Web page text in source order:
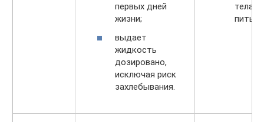
первых дней
жизни;
выдает
жидкость
дозировано,
исключая риск
захлебывания.
тела
питье.